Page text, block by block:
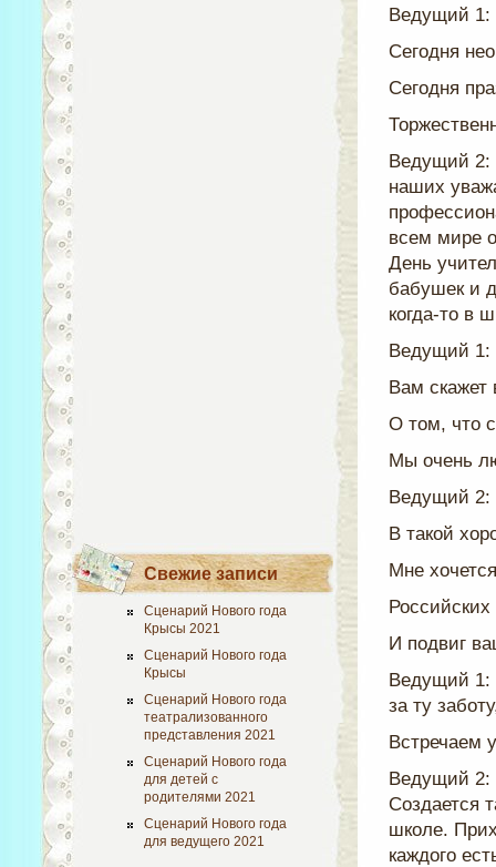
Свежие записи
Сценарий Нового года
Крысы 2021
Сценарий Нового года
Крысы
Сценарий Нового года
театрализованного
представления 2021
Сценарий Нового года
для детей с
родителями 2021
Сценарий Нового года
для ведущего 2021
Ведущий 1:
Сегодня
Сегодня
Ведущий 2:
наших
всем мире
День
бабушек и
когда-то в
Ведущий 1:
Вам скажет
О том, что
Мы очень
Ведущий 2:
В такой
Мне
И подвиг
Ведущий 1:
за ту
Встречаем
Ведущий 2:
Создается
школе.
каждого